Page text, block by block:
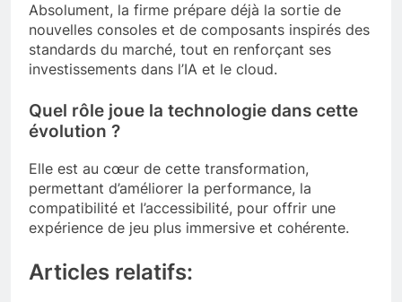
Absolument, la firme prépare déjà la sortie de
nouvelles consoles et de composants inspirés des
standards du marché, tout en renforçant ses
investissements dans l’IA et le cloud.
Quel rôle joue la technologie dans cette
évolution ?
Elle est au cœur de cette transformation,
permettant d’améliorer la performance, la
compatibilité et l’accessibilité, pour offrir une
expérience de jeu plus immersive et cohérente.
Articles relatifs: